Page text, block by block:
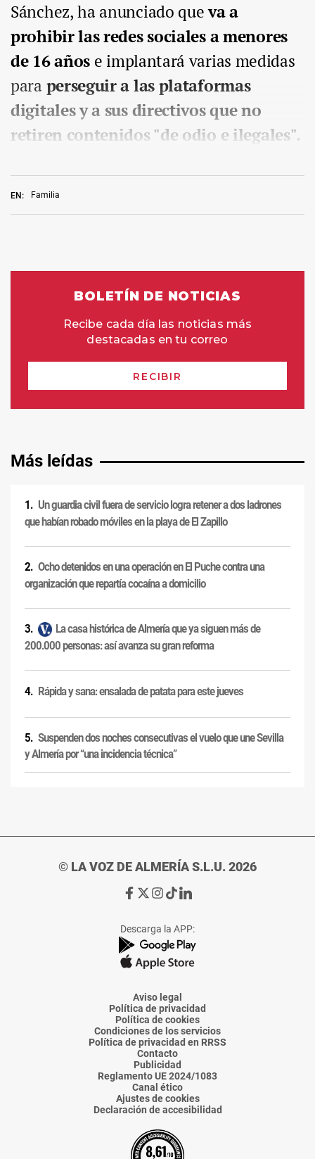
EN: Familia
Sánchez, ha anunciado queva a
prohibir las redes sociales a menores
de 16 años e implantará varias medidas
para perseguir a las plataformas
digitales y a sus directivos que no
retiren contenidos "de odio e ilegales".
Más leídas
Un guardia civil fuera de servicio logra retener a dos ladrones
que habían robado móviles en la playa de El Zapillo
Ocho detenidos en una operación en El Puche contra una
organización que repartía cocaína a domicilio
La casa histórica de Almería que ya siguen más de
200.000 personas: así avanza su gran reforma
Rápida y sana: ensalada de patata para este jueves
Suspenden dos noches consecutivas el vuelo que une Sevilla
y Almería por “una incidencia técnica”
© LA VOZ DE ALMERÍA S.L.U. 2026
Ir
de
La
Voz
Almería
Ir
de
La
Voz
Almería
Ir
de
La
Voz
Almería
Ir
de
La
Voz
Almería
Ir
de
La
Voz
Descarga la APP:
Aviso legal
Política de privacidad
Política de cookies
Condiciones de los servicios
Política de privacidad en RRSS
Contacto
Publicidad
Reglamento UE 2024/1083
Canal ético
Ajustes de cookies
Declaración de accesibilidad